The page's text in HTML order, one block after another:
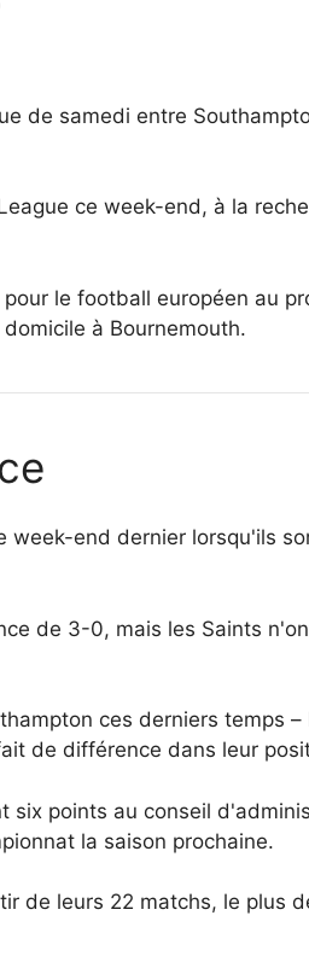
de samedi entre
ce week-end, à la
le football européen au
à Bournemouth.
week-end dernier lorsqu'ils
de 3-0, mais les Saints
ces derniers temps
de différence dans leur
six points au conseil
la saison prochaine.
de leurs 22 matchs, le plus